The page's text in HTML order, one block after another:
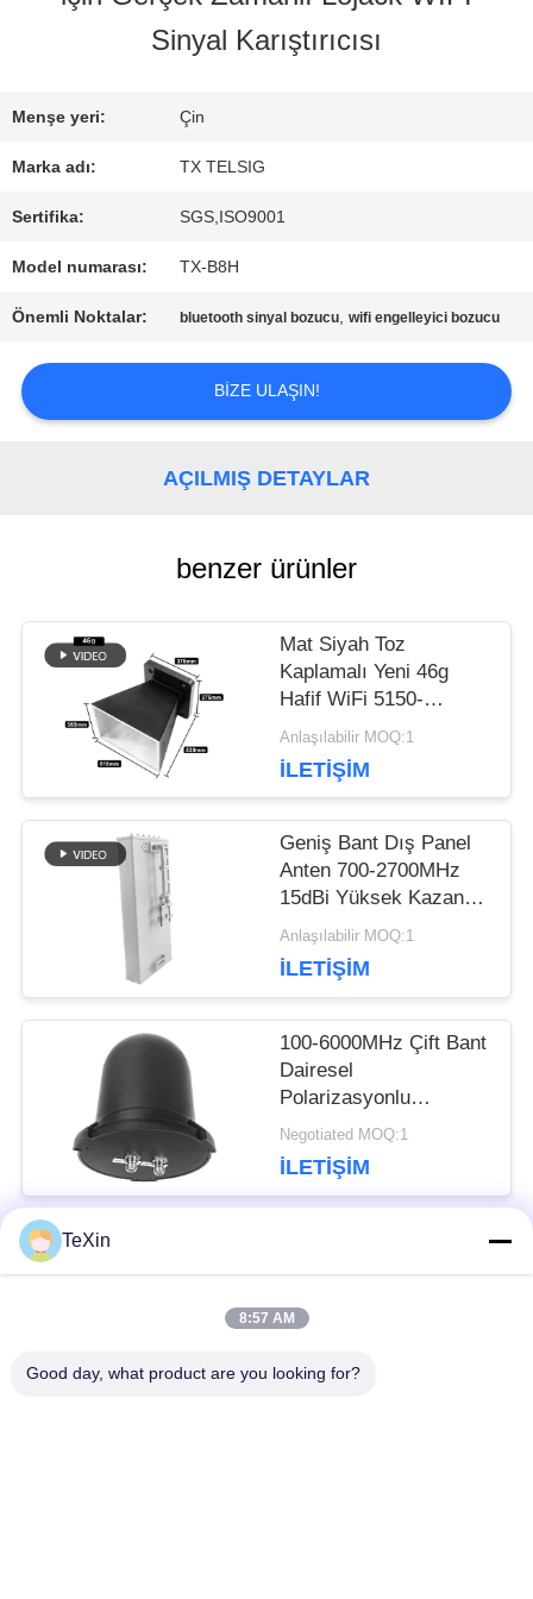
KONTROL
BIZE
ULAŞIN
SITE
HARITASI
PRIVACY
POLICY
Sinyal Karıştırıcısı
Menşe yeri: Çin
Marka adı: TX TELSIG
Sertifika: SGS,ISO9001
Model numarası: TX-B8H
Önemli Noktalar: bluetooth sinyal bozucu,wifi engelleyici bozucu
BIZE ULAŞIN!
AÇILMIŞ DETAYLAR
benzer ürünler
Mat Siyah Toz
Kaplamalı Yeni 46g
Hafif WiFi 5150-
5850MHz Korna Anteni
Anlaşılabilir MOQ:1
İLETIŞIM
Geniş Bant Dış Panel
Anten 700-2700MHz
15dBi Yüksek Kazanç
50Ω 100W Cep Ağı
Sinyal Güçlendirici
Alıcısı için Rüzgar
Anlaşılabilir MOQ:1
İLETIŞIM
100-6000MHz Çift Bant
Dairesel
Polarizasyonlu
Omnidirectional
Antenna, Drone İzleme
ve Karşı önlem için
360° Su geçirmez
Negotiated MOQ:1
İLETIŞIM
Popüler Kategoriler Tüm
Sinyal karıştırıcı
Drone sakatlama
TeXin
8:57 AM
Good day, what product are you looking for?